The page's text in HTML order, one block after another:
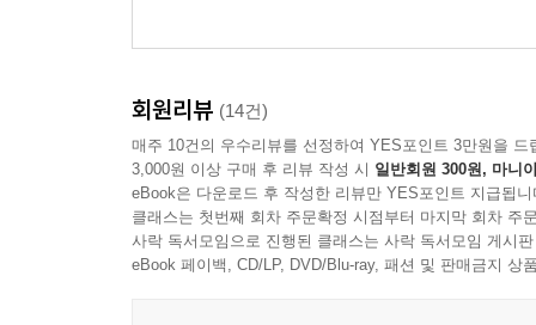
회원리뷰 (14건)
매주 10건의 우수리뷰를 선정하여 YES포인트 3만원을 드
3,000원 이상 구매 후 리뷰 작성 시 일반회원 300원, 마니
eBook은 다운로드 후 작성한 리뷰만 YES포인트 지급됩니
클래스는 첫번째 회차 주문확정 시점부터 마지막 회차 주
사락 독서모임으로 진행된 클래스는 사락 독서모임 게시
eBook 페이백, CD/LP, DVD/Blu-ray, 패션 및 판매금지 상